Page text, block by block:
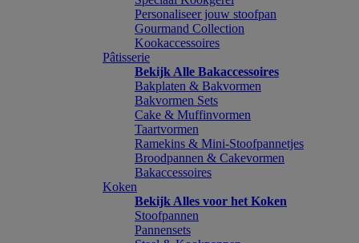
Personaliseer jouw stoofpan
Gourmand Collection
Kookaccessoires
Pâtisserie
Bekijk Alle Bakaccessoires
Bakplaten & Bakvormen
Bakvormen Sets
Cake & Muffinvormen
Taartvormen
Ramekins & Mini-Stoofpannetjes
Broodpannen & Cakevormen
Bakaccessoires
Koken
Bekijk Alles voor het Koken
Stoofpannen
Pannensets